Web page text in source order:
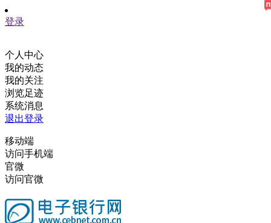
登录
个人中心
我的动态
我的关注
浏览足迹
系统消息
退出登录
移动端
访问手机端
官微
访问官微